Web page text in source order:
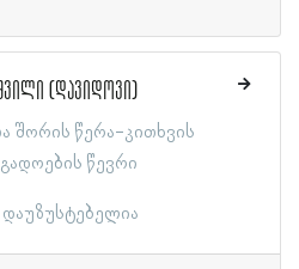
(დავიდოვი)
შორის წერა-კითხვის
წევრი